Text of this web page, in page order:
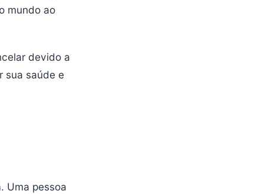
mundo ao
devido a
sua saúde e
Uma pessoa